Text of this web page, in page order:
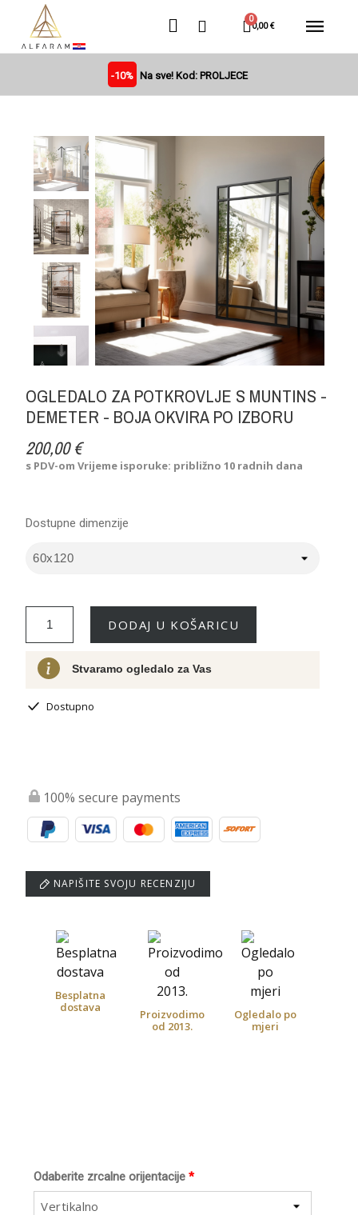
0,00 €
-10% Na sve! Kod: PROLJECE
OGLEDALO ZA POTKROVLJE S MUNTINS -
DEMETER - BOJA OKVIRA PO IZBORU
200,00 €
s PDV-omVrijeme isporuke: približno 10 radnih dana
Dostupne dimenzije
DODAJ U KOŠARICU
Stvaramo ogledalo za Vas
Dostupno
100% secure payments
NAPIŠITE SVOJU RECENZIJU
*
Odaberite zrcalne orijentacije
Vertikalno
Besplatna
dostava
Proizvodimo
od 2013.
Ogledalo po
mjeri